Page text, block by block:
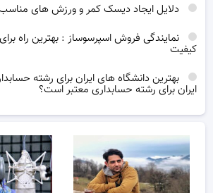
دلایل ایجاد دیسک کمر و ورزش های
نمایندگی فروش اسپرسوساز : بهترین راه
کیفیت
بهترین دانشگاه های ایران برای رشته
ایران برای رشته حسابداری معتبر است؟